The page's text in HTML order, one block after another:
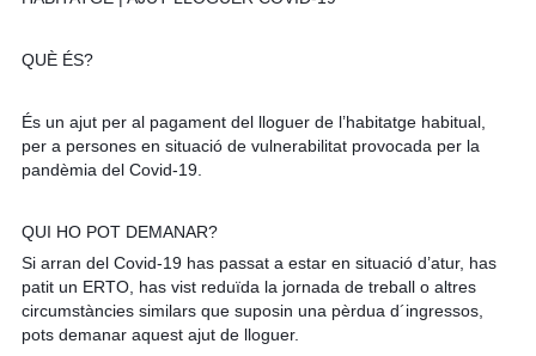
QUÈ ÉS?
És un ajut per al pagament del lloguer de l’habitatge habitual,
per a persones en situació de vulnerabilitat provocada per la
pandèmia del Covid-19.
QUI HO POT DEMANAR?
Si arran del Covid-19 has passat a estar en situació d’atur, has
patit un ERTO, has vist reduïda la jornada de treball o altres
circumstàncies similars que suposin una pèrdua d´ingressos,
pots demanar aquest ajut de lloguer.